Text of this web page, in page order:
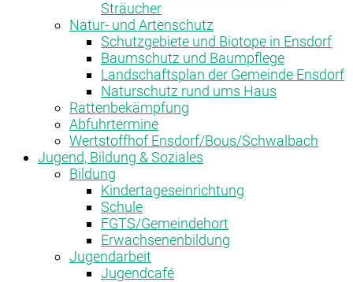
Sträucher
Natur- und Artenschutz
Schutzgebiete und Biotope in Ensdorf
Baumschutz und Baumpflege
Landschaftsplan der Gemeinde Ensdorf
Naturschutz rund ums Haus
Rattenbekämpfung
Abfuhrtermine
Wertstoffhof Ensdorf/Bous/Schwalbach
Jugend, Bildung & Soziales
Bildung
Kindertageseinrichtung
Schule
FGTS/Gemeindehort
Erwachsenenbildung
Jugendarbeit
Jugendcafé